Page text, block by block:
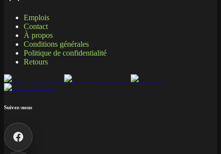
Emplois
Contact
À propos
Conditions générales
Politique de confidentialité
Retours
Suivez-nous